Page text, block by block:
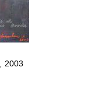
2003